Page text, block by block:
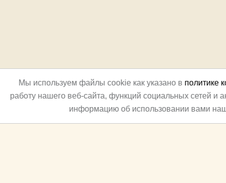
Мы используем файлы cookie как указано в политике
работу нашего веб-сайта, функций социальных сетей и
информацию об использовании вами